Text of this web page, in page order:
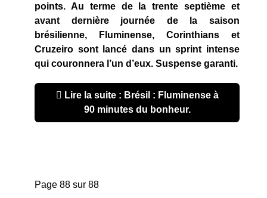
points. Au terme de la trente septième et
avant dernière journée de la saison
brésilienne, Fluminense, Corinthians et
Cruzeiro sont lancé dans un sprint intense
qui couronnera l’un d’eux. Suspense garanti.
Lire la suite : Brésil : Fluminense à
90 minutes du bonheur.
Page 88 sur 88